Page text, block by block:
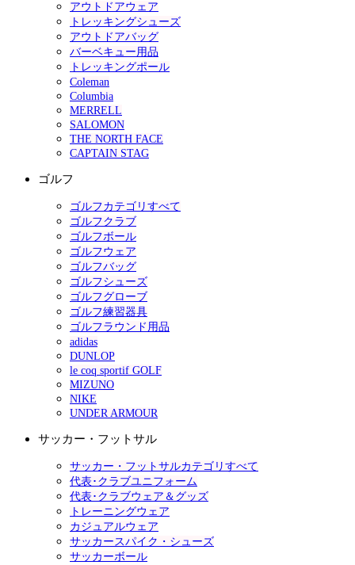
アウトドアウェア
トレッキングシューズ
アウトドアバッグ
バーベキュー用品
トレッキングポール
Coleman
Columbia
MERRELL
SALOMON
THE NORTH FACE
CAPTAIN STAG
ゴルフ
ゴルフカテゴリすべて
ゴルフクラブ
ゴルフボール
ゴルフウェア
ゴルフバッグ
ゴルフシューズ
ゴルフグローブ
ゴルフ練習器具
ゴルフラウンド用品
adidas
DUNLOP
le coq sportif GOLF
MIZUNO
NIKE
UNDER ARMOUR
サッカー・フットサル
サッカー・フットサルカテゴリすべて
代表･クラブユニフォーム
代表･クラブウェア＆グッズ
トレーニングウェア
カジュアルウェア
サッカースパイク・シューズ
サッカーボール